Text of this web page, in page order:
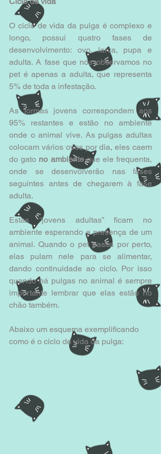
O ciclo de vida da pulga é complexo e
longo, possui quatro fases de
desenvolvimento: ovo, larva, pupa e
adulta. A fase que nós observamos no
pet é apenas a adulta, que representa
5% de toda a infestação.
As formas jovens correspondem aos
95% restantes e estão no ambiente
onde o animal vive. As pulgas adultas
colocam vários ovos por dia, eles caem
do gato no ambiente que ele frequenta,
onde se desenvolverão nas fases
seguintes antes de chegarem à fase
adulta.
Estas “jovens adultas” ficam no
ambiente esperando a presença de um
animal. Quando o pet passa por perto,
elas pulam nele para se alimentar,
dando continuidade ao ciclo. Por isso
quando há pulgas no animal é sempre
importante lembrar que elas estão no
chão também.
Abaixo um esquema exemplificando
como é o ciclo de vida da pulga: